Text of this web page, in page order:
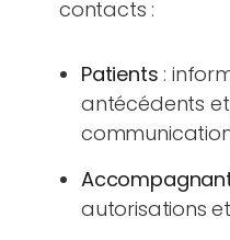
contacts :
Patients :
antécédents
autorisations